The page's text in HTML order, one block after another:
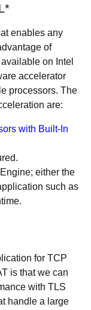
enables any
of
on Intel
accelerator
processors. The
are:
with Built-In
either the
such as
for TCP
is that we can
with TLS
handle a large